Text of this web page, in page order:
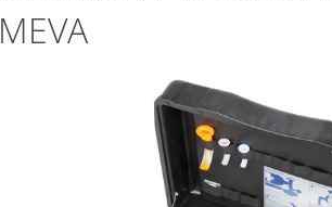
MEVA